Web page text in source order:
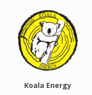
Koala Energy